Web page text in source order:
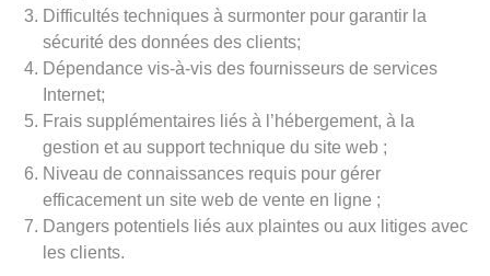
Difficultés techniques à surmonter pour garantir la
sécurité des données des clients;
Dépendance vis-à-vis des fournisseurs de services
Internet;
Frais supplémentaires liés à l’hébergement, à la
gestion et au support technique du site web ;
Niveau de connaissances requis pour gérer
efficacement un site web de vente en ligne ;
Dangers potentiels liés aux plaintes ou aux litiges avec
les clients.